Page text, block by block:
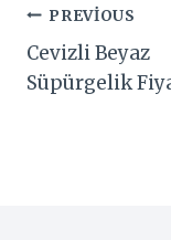
Yazı
PREVIOUS
Cevizli Beyaz
Süpürgelik